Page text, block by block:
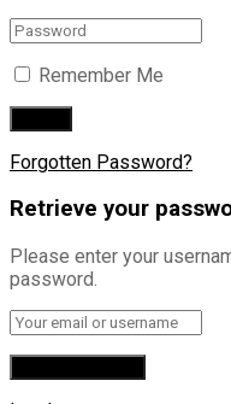
Remember Me
Forgotten Password?
Retrieve your
Please enter your
password.